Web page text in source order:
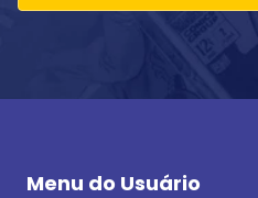
Menu do Usuário